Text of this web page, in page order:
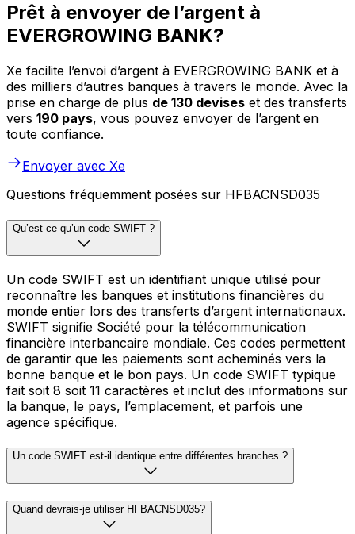
Prêt à envoyer de l’argent à
EVERGROWING BANK?
Xe facilite l’envoi d’argent à EVERGROWING BANK et à
des milliers d’autres banques à travers le monde. Avec la
prise en charge de plus de 130 devises et des transferts
vers 190 pays, vous pouvez envoyer de l’argent en
toute confiance.
Envoyer avec Xe
Questions fréquemment posées sur HFBACNSD035
Qu’est-ce qu’un code SWIFT ?
Un code SWIFT est un identifiant unique utilisé pour
reconnaître les banques et institutions financières du
monde entier lors des transferts d’argent internationaux.
SWIFT signifie Société pour la télécommunication
financière interbancaire mondiale. Ces codes permettent
de garantir que les paiements sont acheminés vers la
bonne banque et le bon pays. Un code SWIFT typique
fait soit 8 soit 11 caractères et inclut des informations sur
la banque, le pays, l’emplacement, et parfois une
agence spécifique.
Un code SWIFT est-il identique entre différentes branches ?
Quand devrais-je utiliser HFBACNSD035?